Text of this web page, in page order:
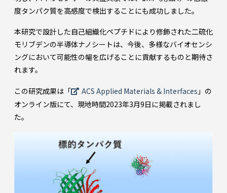
度タンパク質を高感度で検出することにも成功しました。
本研究で設計した自己組織化ペプチドにより修飾された二硫化
モリブデンの半導体ナノシートは、今後、多様なバイオセンシ
ングにおいて可能性の幅を広げることに貢献するものと期待さ
れます。
この研究成果は「 ACS Applied Materials & Interfaces 」の
オンライン版にて、現地時間2023年3月9日に掲載されまし
た。